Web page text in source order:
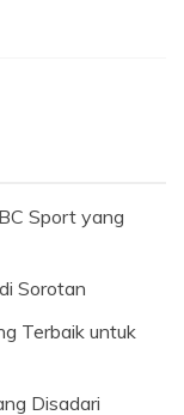
Sport yang
Sorotan
Terbaik untuk
Disadari